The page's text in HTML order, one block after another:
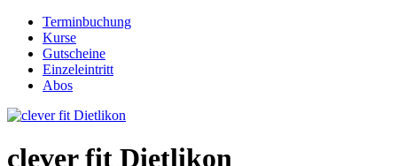
Terminbuchung
Kurse
Gutscheine
Einzeleintritt
Abos
clever fit Dietlikon